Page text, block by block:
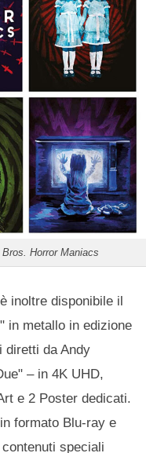
Horror Maniacs
inoltre disponibile il
" in metallo in edizione
diretti da Andy
– in 4K UHD,
e 2 Poster dedicati.
formato Blu-ray e
speciali